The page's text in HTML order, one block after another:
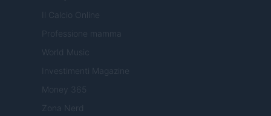
Il Calcio Online
Professione mamma
World Music
Investimenti Magazine
Money 365
Zona Nerd